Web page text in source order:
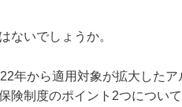
ないでしょうか。
年から適用対象が拡大した
険制度のポイント2つについ